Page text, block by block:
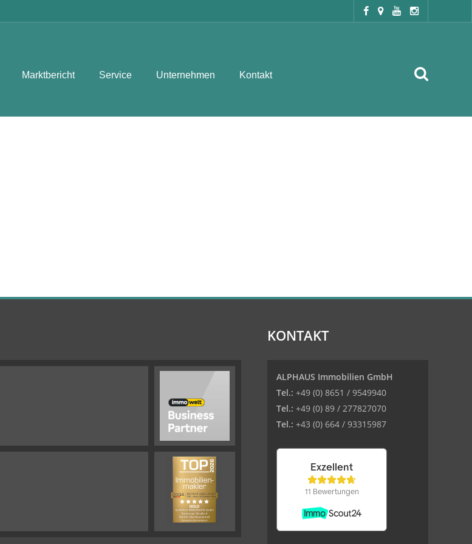
Marktbericht Service Unternehmen Kontakt
KONTAKT
ALPHAUS Immobilien GmbH
Tel.: +49 (0) 8651 / 9549940
Tel.: +49 (0) 89 / 277827070
Tel.: +43 (0) 664 / 93315987